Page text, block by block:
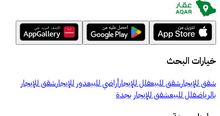
خيارات البحث
شقق للإيجارشقق للبيعفلل للإيجارأراضي للبيعدور للإيجارشقق للإيجار
بالرياضفلل للبيعشقق للإيجار بجدة